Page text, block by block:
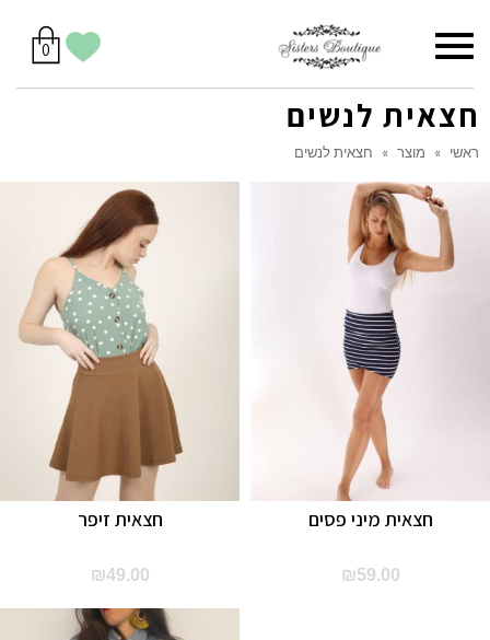
יש
לך
0מוצרים
בסל
הווישליסט
תפריט
חצאית לנשים
ראשי » מוצר » חצאית לנשים
חצאית זיפר
₪49.00
חצאית מיני פסים
₪59.00